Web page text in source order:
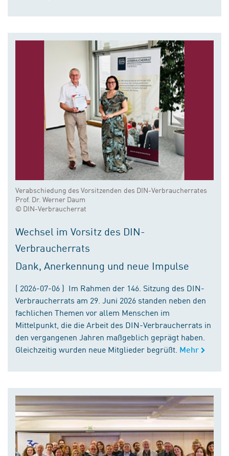
Verabschiedung des Vorsitzenden des DIN-Verbraucherrates
Prof. Dr. Werner Daum
© DIN-Verbraucherrat
Wechsel im Vorsitz des DIN-
Verbraucherrats
Dank, Anerkennung und neue Impulse
( 2026-07-06 ) Im Rahmen der 146. Sitzung des DIN-
Verbraucherrats am 29. Juni 2026 standen neben den
fachlichen Themen vor allem Menschen im
Mittelpunkt, die die Arbeit des DIN-Verbraucherrats in
den vergangenen Jahren maßgeblich geprägt haben.
Gleichzeitig wurden neue Mitglieder begrüßt. Mehr